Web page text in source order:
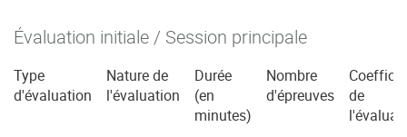
Évaluation initiale / Session principale
Type
d'évaluation
Nature de
l'évaluation
Durée
(en
minutes)
Nombre
d'épreuves
de